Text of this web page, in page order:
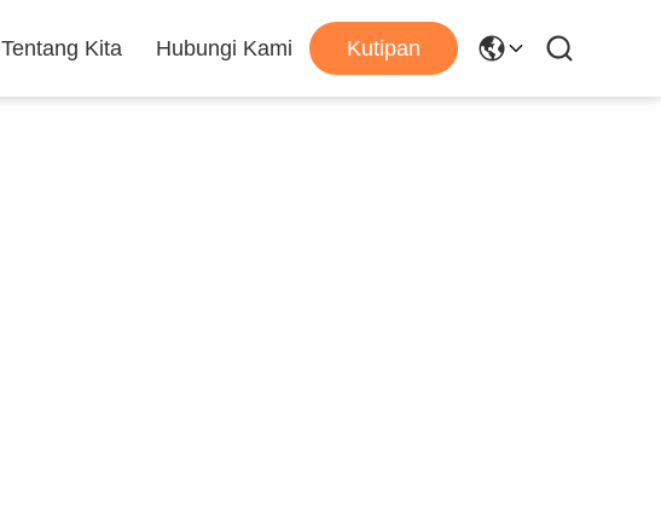
Tentang Kita Hubungi Kami Kutipan